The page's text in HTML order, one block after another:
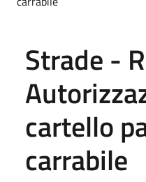
Strade -
cartello
carrabile